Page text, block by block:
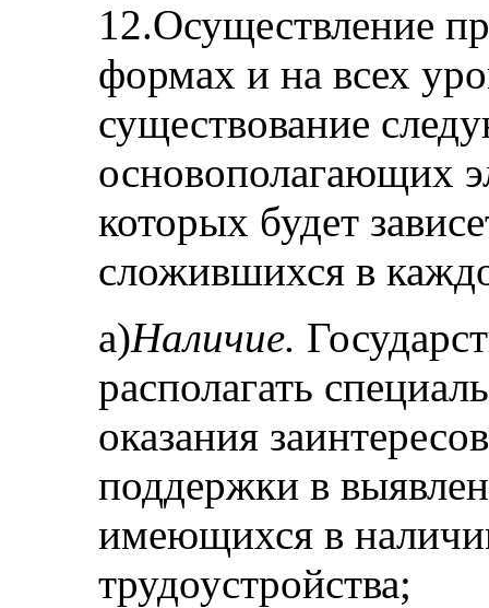
12.Осуществление
формах и на всех
существование
основополагающих
которых будет
сложившихся в
а)Наличие.
располагать
оказания
поддержки в
имеющихся в
трудоустройства;